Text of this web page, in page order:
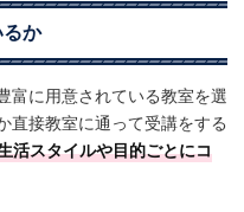
か
富に用意されている教室を選
直接教室に通って受講をする
活スタイルや目的ごとにコ